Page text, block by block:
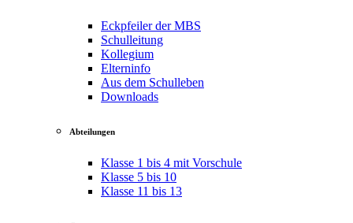
Eckpfeiler der MBS
Schulleitung
Kollegium
Elterninfo
Aus dem Schulleben
Downloads
Abteilungen
Klasse 1 bis 4 mit Vorschule
Klasse 5 bis 10
Klasse 11 bis 13